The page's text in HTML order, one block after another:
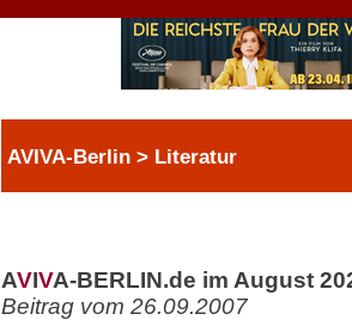
AVIVA-Berlin > Literatur
AVIVA-BERLIN.de im August
Beitrag vom 26.09.2007